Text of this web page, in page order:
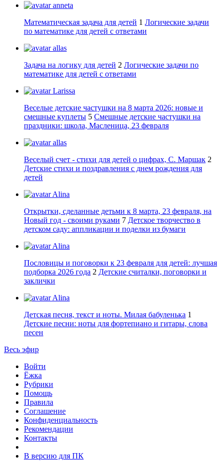
anneta
Математическая задача для детей 1 Логические задачи
по математике для детей с ответами
allas
Задача на логику для детей 2 Логические задачи по
математике для детей с ответами
Larissa
Веселые детские частушки на 8 марта 2026: новые и
смешные куплеты 5 Смешные детские частушки на
праздники: школа, Масленица, 23 февраля
allas
Веселый счет - стихи для детей о цифрах, С. Маршак 2
Детские стихи и поздравления с днем рождения для
детей
Alina
Открытки, сделанные детьми к 8 марта, 23 февраля, на
Новый год - своими руками 7 Детское творчество в
детском саду: аппликации и поделки из бумаги
Alina
Пословицы и поговорки к 23 февраля для детей: лучшая
подборка 2026 года 2 Детские считалки, поговорки и
заклички
Alina
Детская песня, текст и ноты. Милая бабуленька 1
Детские песни: ноты для фортепиано и гитары, слова
песен
Весь эфир
Войти
Ёжка
Рубрики
Помощь
Правила
Соглашение
Конфиденциальность
Рекомендации
Контакты
В версию для ПК